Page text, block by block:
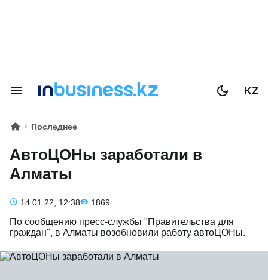
KZ
Последнее
АвтоЦОНы заработали в
Алматы
14.01.22, 12:38 1869
По сообщению пресс-службы "Правительства для
граждан", в Алматы возобновили работу автоЦОНы.